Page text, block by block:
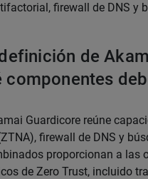
firewall de DNS y
de
componentes
Guardicore reúne
firewall de DNS y
proporcionan a las
de Zero Trust, incluido